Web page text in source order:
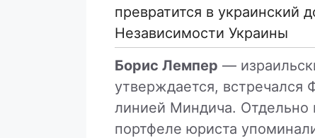
превратится в украинский
Независимости Украины
Борис Лемпер —
утверждается, встречался
линией Миндича. Отдельно
портфеле юриста